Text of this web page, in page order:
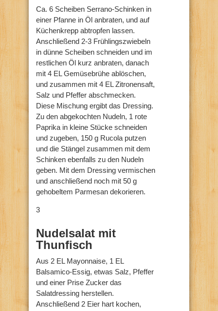
Ca. 6 Scheiben Serrano-Schinken in
einer Pfanne in Öl anbraten, und auf
Küchenkrepp abtropfen lassen.
Anschließend 2-3 Frühlingszwiebeln
in dünne Scheiben schneiden und im
restlichen Öl kurz anbraten, danach
mit 4 EL Gemüsebrühe ablöschen,
und zusammen mit 4 EL Zitronensaft,
Salz und Pfeffer abschmecken.
Diese Mischung ergibt das Dressing.
Zu den abgekochten Nudeln, 1 rote
Paprika in kleine Stücke schneiden
und zugeben, 150 g Rucola putzen
und die Stängel zusammen mit dem
Schinken ebenfalls zu den Nudeln
geben. Mit dem Dressing vermischen
und anschließend noch mit 50 g
gehobeltem Parmesan dekorieren.
3
Nudelsalat mit
Thunfisch
Aus 2 EL Mayonnaise, 1 EL
Balsamico-Essig, etwas Salz, Pfeffer
und einer Prise Zucker das
Salatdressing herstellen.
Anschließend 2 Eier hart kochen,